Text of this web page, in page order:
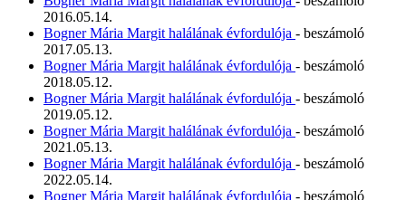
2016.05.14.
Bogner Mária Margit halálának évfordulója - beszámoló
2017.05.13.
Bogner Mária Margit halálának évfordulója - beszámoló
2018.05.12.
Bogner Mária Margit halálának évfordulója - beszámoló
2019.05.12.
Bogner Mária Margit halálának évfordulója - beszámoló
2021.05.13.
Bogner Mária Margit halálának évfordulója - beszámoló
2022.05.14.
Bogner Mária Margit halálának évfordulója - beszámoló